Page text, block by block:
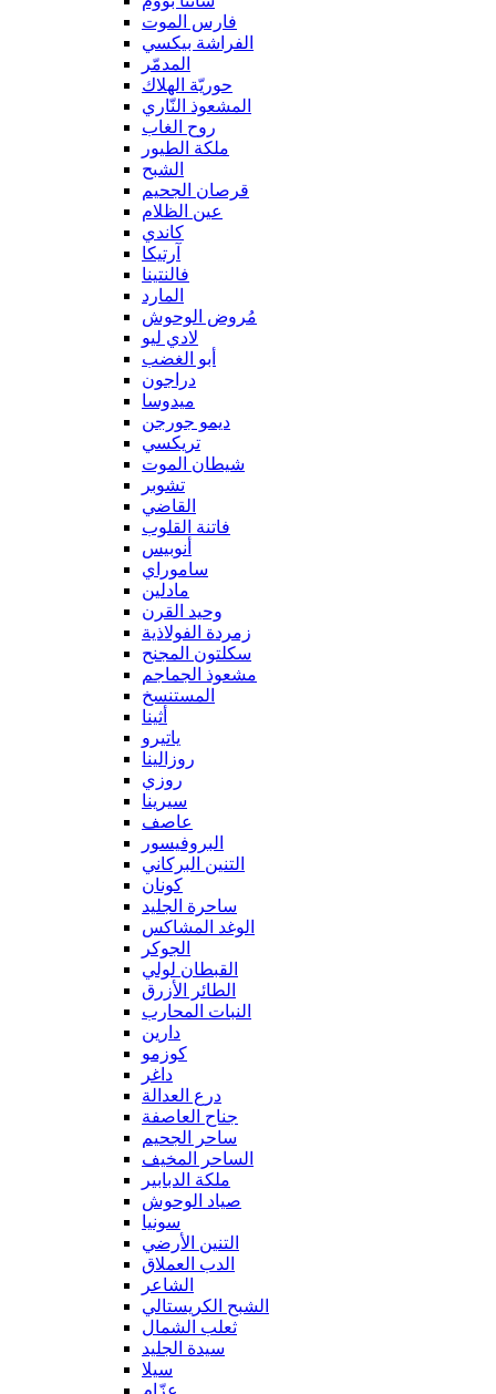
فارس الموت
الفراشة بيكسي
المدمّر
حوريّة الهلاك
المشعوذ النّاري
روح الغاب
ملكة الطيور
الشبح
قرصان الجحيم
عين الظلام
كاندي
آرتيكا
فالنتينا
المارد
مُروض الوحوش
لادي ليو
أبو الغضب
دراجون
ميدوسا
ديمو جورجن
تريكسي
شيطان الموت
تشوبر
القاضي
فاتنة القلوب
أنوبيس
ساموراي
مادلين
وحيد القرن
زمردة الفولاذية
سكلتون المجنح
مشعوذ الجماجم
المستنسخ
أثينا
ياتيرو
روزالينا
روزي
سيرينا
عاصف
البروفيسور
التنين البركاني
كونان
ساحرة الجليد
الوغد المشاكس
الجوكر
القبطان لولي
الطائر الأزرق
النبات المحارب
دارين
كوزمو
داغر
درع العدالة
جناح العاصفة
ساحر الجحيم
الساحر المخيف
ملكة الدبابير
صياد الوحوش
سونيا
التنين الأرضي
الدب العملاق
الشاعر
الشبح الكريستالي
ثعلب الشمال
سيدة الجليد
سيلا